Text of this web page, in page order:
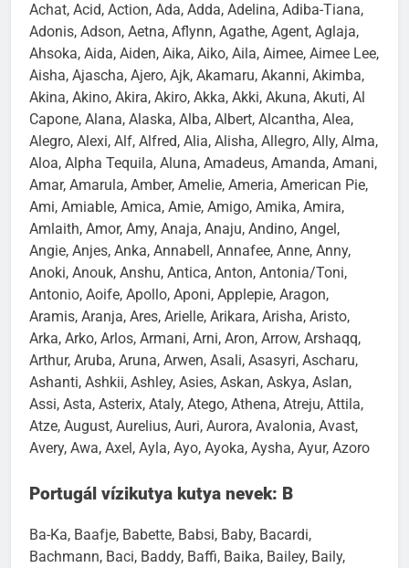
Achat, Acid, Action, Ada, Adda, Adelina, Adiba-Tiana,
Adonis, Adson, Aetna, Aflynn, Agathe, Agent, Aglaja,
Ahsoka, Aida, Aiden, Aika, Aiko, Aila, Aimee, Aimee Lee,
Aisha, Ajascha, Ajero, Ajk, Akamaru, Akanni, Akimba,
Akina, Akino, Akira, Akiro, Akka, Akki, Akuna, Akuti, Al
Capone, Alana, Alaska, Alba, Albert, Alcantha, Alea,
Alegro, Alexi, Alf, Alfred, Alia, Alisha, Allegro, Ally, Alma,
Aloa, Alpha Tequila, Aluna, Amadeus, Amanda, Amani,
Amar, Amarula, Amber, Amelie, Ameria, American Pie,
Ami, Amiable, Amica, Amie, Amigo, Amika, Amira,
Amlaith, Amor, Amy, Anaja, Anaju, Andino, Angel,
Angie, Anjes, Anka, Annabell, Annafee, Anne, Anny,
Anoki, Anouk, Anshu, Antica, Anton, Antonia/Toni,
Antonio, Aoife, Apollo, Aponi, Applepie, Aragon,
Aramis, Aranja, Ares, Arielle, Arikara, Arisha, Aristo,
Arka, Arko, Arlos, Armani, Arni, Aron, Arrow, Arshaqq,
Arthur, Aruba, Aruna, Arwen, Asali, Asasyri, Ascharu,
Ashanti, Ashkii, Ashley, Asies, Askan, Askya, Aslan,
Assi, Asta, Asterix, Ataly, Atego, Athena, Atreju, Attila,
Atze, August, Aurelius, Auri, Aurora, Avalonia, Avast,
Avery, Awa, Axel, Ayla, Ayo, Ayoka, Aysha, Ayur, Azoro
Portugál vízikutya kutya nevek: B
Ba-Ka, Baafje, Babette, Babsi, Baby, Bacardi,
Bachmann, Baci, Baddy, Baffi, Baika, Bailey, Baily,